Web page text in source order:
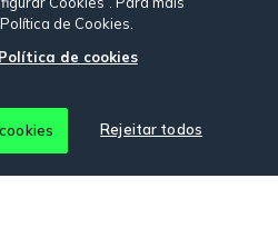
Siga-nos:
Comercial. Todos os direitos
de Cookies.
Política de cookies
Rejeitar todos